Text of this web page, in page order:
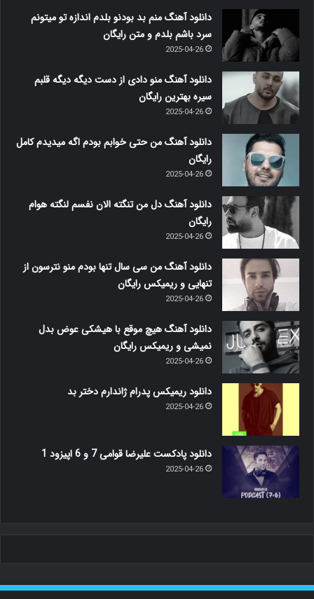
دانلود آهنگ منم بد بودنو بلدم اندازه تو میتونم
سرد باشم بلدم و متن رایگان
2025-04-26
دانلود آهنگ منو دادی از دست دیگه دیگه قلبم
سیره بهترین رایگان
2025-04-26
دانلود آهنگ من حتی خوابم بودم اگه میدیدم کامل
رایگان
2025-04-26
دانلود آهنگ دل من تنگته الان نفسم لنگته هوام
رایگان
2025-04-26
دانلود آهنگ من سی سال تنها بودم منو نترسون از
تنهایی و ریمیکس رایگان
2025-04-26
دانلود آهنگ هیچ موقع با هیشکی عوض بدل
نمیشی و ریمیکس رایگان
2025-04-26
دانلود ریمیکس پدرام ژاندارم دختر بد
2025-04-26
دانلود پادکست علیرضا قوامی 7 و 6 اپیزود 1
2025-04-26